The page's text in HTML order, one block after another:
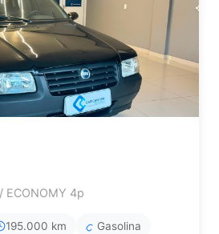
ECONOMY 4p
195.000 km
Gasolina